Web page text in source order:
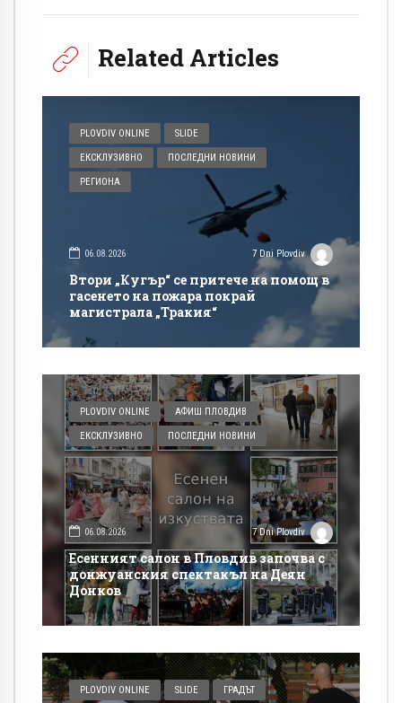
Related Articles
PLOVDIV ONLINE SLIDE
ЕКСКЛУЗИВНО ПОСЛЕДНИ НОВИНИ
РЕГИОНА
06.08.2026 7 Dni Plovdiv
Втори „Кугър“ се притече на помощ в
гасенето на пожара покрай
магистрала „Тракия“
PLOVDIV ONLINE АФИШ ПЛОВДИВ
ЕКСКЛУЗИВНО ПОСЛЕДНИ НОВИНИ
06.08.2026 7 Dni Plovdiv
Есенният салон в Пловдив започва с
донжуанския спектакъл на Деян
Донков
PLOVDIV ONLINE SLIDE ГРАДЪТ